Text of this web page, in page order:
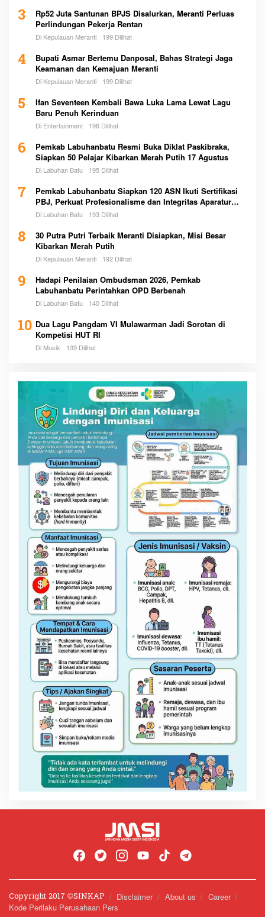
3
Rp52 Juta Santunan BPJS Disalurkan, Meranti Perluas
Perlindungan Pekerja Rentan
Di Kepulauan Meranti 199 Dilihat
4
Bupati Asmar Bertemu Danposal, Bahas Strategi Jaga
Keamanan dan Kemajuan Meranti
Di Kepulauan Meranti 199 Dilihat
5
Ifan Seventeen Kembali Bawa Luka Lama Lewat Lagu
Baru Penuh Kerinduan
Di Entertainment 196 Dilihat
6
Pemkab Labuhanbatu Resmi Buka Diklat Paskibraka,
Siapkan 50 Pelajar Kibarkan Merah Putih 17 Agustus
Di Labuhan Batu 195 Dilihat
7
Pemkab Labuhanbatu Siapkan 120 ASN Ikuti Sertifikasi
PBJ, Perkuat Profesionalisme dan Integritas Aparatur
Pemerintah
Di Labuhan Batu 193 Dilihat
8
30 Putra Putri Terbaik Meranti Disiapkan, Misi Besar
Kibarkan Merah Putih
Di Kepulauan Meranti 192 Dilihat
9
Hadapi Penilaian Ombudsman 2026, Pemkab
Labuhanbatu Perintahkan OPD Berbenah
Di Labuhan Batu 140 Dilihat
10 Dua Lagu Pangdam VI Mulawarman Jadi Sorotan di
Kompetisi HUT RI
Di Musik 139 Dilihat
Copyright 2017 ©️SINKAP Disclaimer About us
Career
Kode Perilaku Perusahaan Pers